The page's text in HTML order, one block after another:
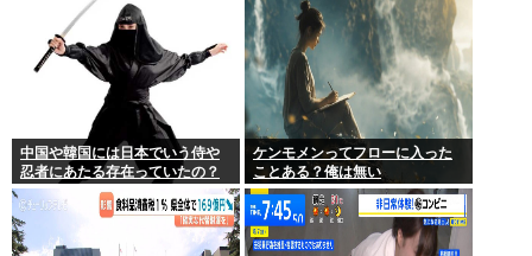
中国や韓国には日本でいう侍や
忍者にあたる存在っていたの？
ケンモメンってフローに入った
ことある？俺は無い